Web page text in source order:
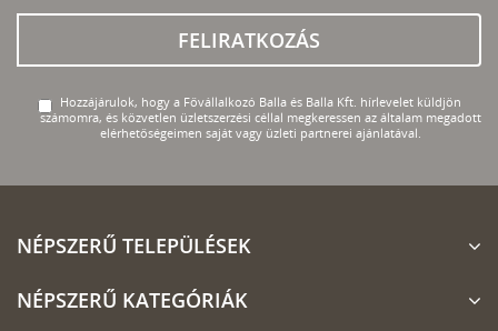
FELIRATKOZÁS
Hozzájárulok, hogy a Fővállalkozó Balla és Balla Kft. hírlevelet küldjön
számomra, és közvetlen üzletszerzési céllal megkeressen az általam megadott
elérhetőségeimen saját vagy üzleti partnerei ajánlatával.
NÉPSZERŰ TELEPÜLÉSEK
NÉPSZERŰ KATEGÓRIÁK